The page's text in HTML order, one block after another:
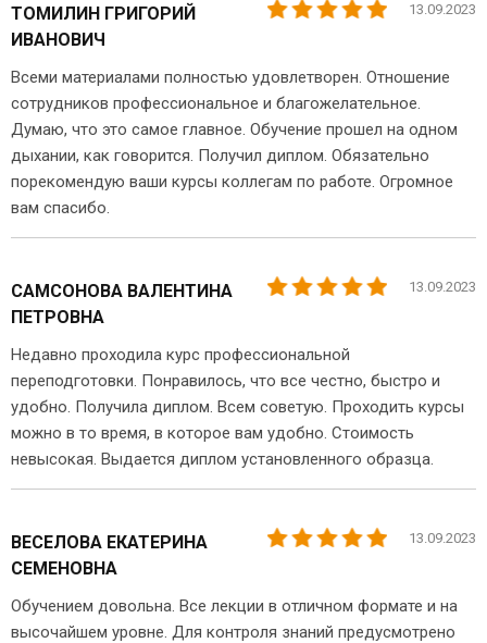
13.09.2023
ТОМИЛИН ГРИГОРИЙ
ИВАНОВИЧ
Всеми материалами полностью удовлетворен. Отношение
сотрудников профессиональное и благожелательное.
Думаю, что это самое главное. Обучение прошел на одном
дыхании, как говорится. Получил диплом. Обязательно
порекомендую ваши курсы коллегам по работе. Огромное
вам спасибо.
13.09.2023
САМСОНОВА ВАЛЕНТИНА
ПЕТРОВНА
Недавно проходила курс профессиональной
переподготовки. Понравилось, что все честно, быстро и
удобно. Получила диплом. Всем советую. Проходить курсы
можно в то время, в которое вам удобно. Стоимость
невысокая. Выдается диплом установленного образца.
13.09.2023
ВЕСЕЛОВА ЕКАТЕРИНА
СЕМЕНОВНА
Обучением довольна. Все лекции в отличном формате и на
высочайшем уровне. Для контроля знаний предусмотрено